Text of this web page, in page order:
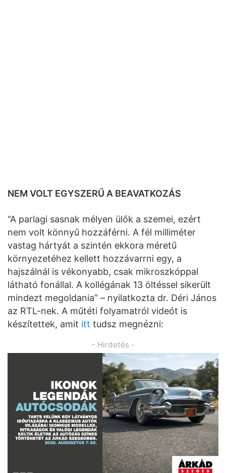
NEM VOLT EGYSZERŰ A BEAVATKOZÁS
“A parlagi sasnak mélyen ülők a szemei, ezért
nem volt könnyű hozzáférni. A fél milliméter
vastag hártyát a szintén ekkora méretű
környezetéhez kellett hozzávarrni egy, a
hajszálnál is vékonyabb, csak mikroszkóppal
látható fonállal. A kollégának 13 öltéssel sikerült
mindezt megoldania” – nyilatkozta dr. Déri János
az RTL-nek. A műtéti folyamatról videót is
készítettek, amit itt tudsz megnézni:
- Hirdetés -